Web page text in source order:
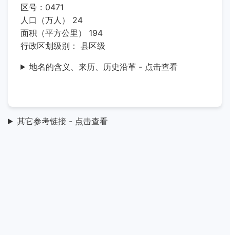
区号：0471
人口（万人） 24
面积（平方公里） 194
行政区划级别： 县区级
地名的含义、来历、历史沿革 - 点击查看
其它参考链接 - 点击查看